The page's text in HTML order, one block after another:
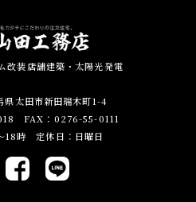
改装店舗建築・太陽光発電
太田市新田瑞木町1-4
FAX：0276-55-0111
18時 定休日：日曜日